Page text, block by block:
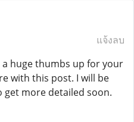
แจ้งลบ
a huge thumbs up for your
with this post. I will be
get more detailed soon.